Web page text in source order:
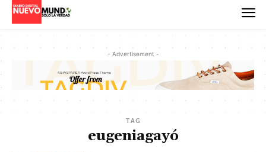
- Advertisement -
TAG
eugeniagayó